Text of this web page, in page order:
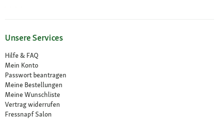
Unsere Services
Hilfe & FAQ
Mein Konto
Passwort beantragen
Meine Bestellungen
Meine Wunschliste
Vertrag widerrufen
Fressnapf Salon